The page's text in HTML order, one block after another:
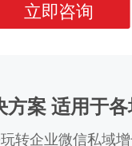
立即咨询
方案 适用于
转企业微信私域